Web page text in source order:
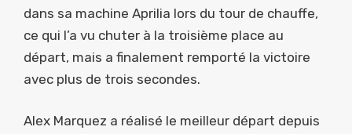
dans sa machine Aprilia lors du tour de chauffe,
ce qui l’a vu chuter à la troisième place au
départ, mais a finalement remporté la victoire
avec plus de trois secondes.
Alex Marquez a réalisé le meilleur départ depuis